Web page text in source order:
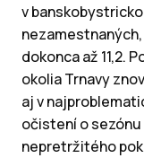
v
nezamestnaných,
dokonca až 11,2.
okolia Trnavy
aj v
očistení o
nepretržitého